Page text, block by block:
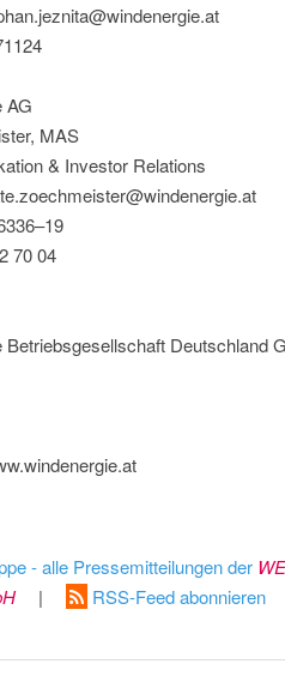
AG
MAS
& Investor Relations
70 04
Betriebsgesellschaft Deutschland
- alle Pressemitteilungen der
| RSS-Feed abonnieren